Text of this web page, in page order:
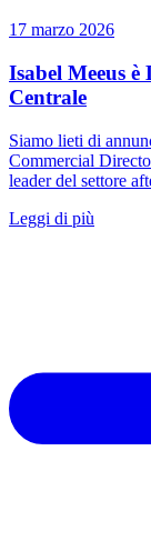
17 marzo 2026
Isabel Meeus
Centrale
Siamo lieti di
Commercial
leader del settore
Leggi di più